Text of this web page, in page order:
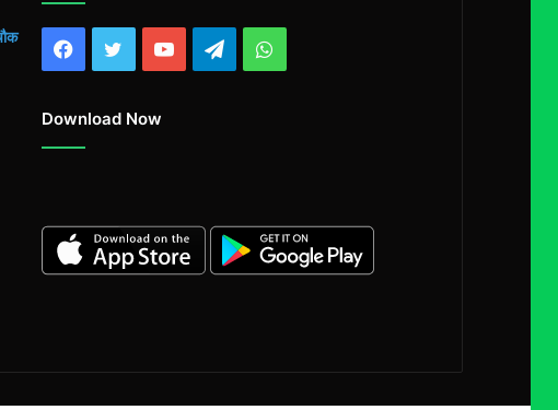
Facebook
TwitterYouTubeTelegramWhatsApp
Download Now